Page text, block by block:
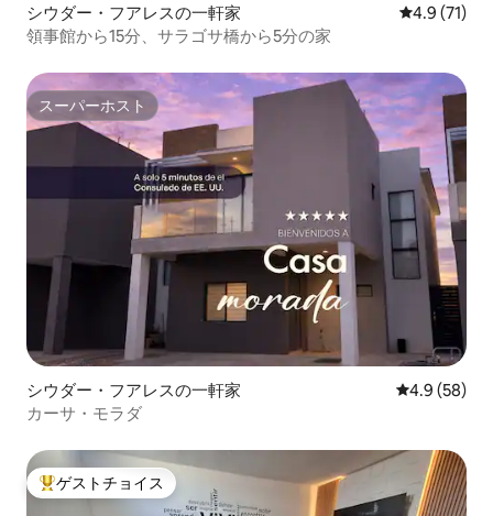
シウダー・フアレスの一軒家 レビュー71
4.9 (71)
領事館から15分、サラゴサ橋から5分の家
スーパーホスト
スーパーホスト
シウダー・フアレスの一軒家 レビュー58
4.9 (58)
カーサ・モラダ
大好評のゲストチョイスです。
ゲストチョイス